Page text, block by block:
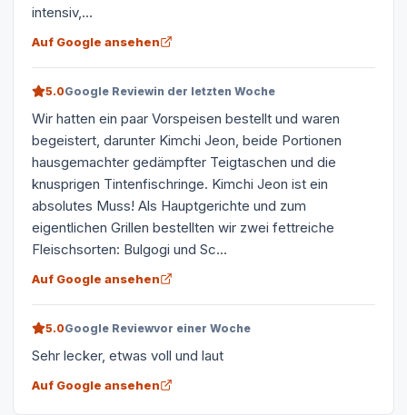
intensiv,...
Auf Google ansehen
5.0Google Reviewin der letzten Woche
Wir hatten ein paar Vorspeisen bestellt und waren
begeistert, darunter Kimchi Jeon, beide Portionen
hausgemachter gedämpfter Teigtaschen und die
knusprigen Tintenfischringe. Kimchi Jeon ist ein
absolutes Muss! Als Hauptgerichte und zum
eigentlichen Grillen bestellten wir zwei fettreiche
Fleischsorten: Bulgogi und Sc...
Auf Google ansehen
5.0Google Reviewvor einer Woche
Sehr lecker, etwas voll und laut
Auf Google ansehen